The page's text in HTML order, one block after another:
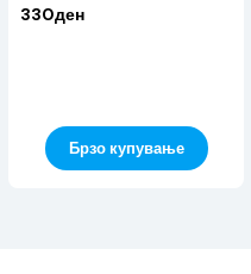
330ден
Брзо купување